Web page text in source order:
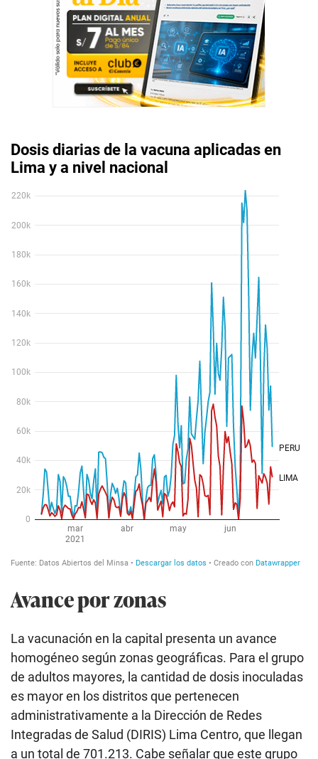
Avance por zonas
La vacunación en la capital presenta un avance
homogéneo según zonas geográficas. Para el grupo
de adultos mayores, la cantidad de dosis inoculadas
es mayor en los distritos que pertenecen
administrativamente a la Dirección de Redes
Integradas de Salud (DIRIS) Lima Centro, que llegan
a un total de 701.213. Cabe señalar que este grupo